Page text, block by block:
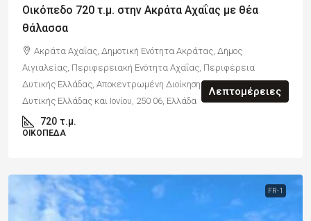
Οικόπεδο 720 τ.μ. στην Ακράτα Αχαΐας με θέα
θάλασσα
Ακράτα Αχαΐας, Δημοτική Ενότητα Ακράτας, Δήμος
Αιγιαλείας, Περιφερειακή Ενότητα Αχαΐας, Περιφέρεια
Δυτικής Ελλάδας, Αποκεντρωμένη Διοίκηση Πελοποννήσου,
Δυτικής Ελλάδας και Ιονίου, 250 06, Ελλάδα
720 τ.μ.
ΟΙΚΌΠΕΔΑ
Λεπτομέρειες
FR-1